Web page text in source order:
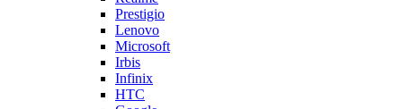
Prestigio
Lenovo
Microsoft
Irbis
Infinix
HTC